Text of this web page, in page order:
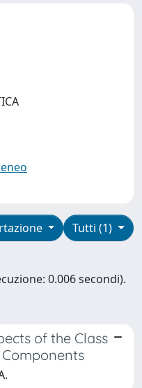
Tutti (1)
0.006 secondi).
of the Class